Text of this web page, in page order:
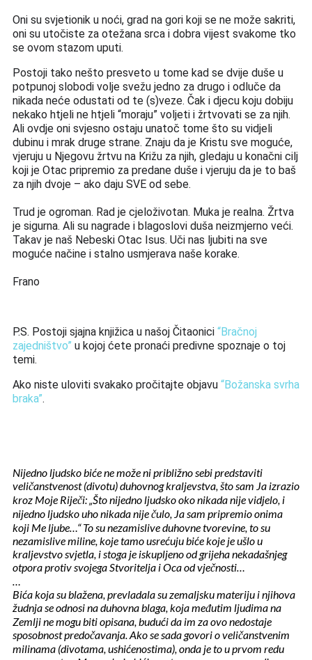
Oni su svjetionik u noći, grad na gori koji se ne može sakriti,
oni su utočiste za otežana srca i dobra vijest svakome tko
se ovom stazom uputi.
Postoji tako nešto presveto u tome kad se dvije duše u
potpunoj slobodi volje svežu jedno za drugo i odluče da
nikada neće odustati od te (s)veze. Čak i djecu koju dobiju
nekako htjeli ne htjeli “moraju” voljeti i žrtvovati se za njih.
Ali ovdje oni svjesno ostaju unatoč tome što su vidjeli
dubinu i mrak druge strane. Znaju da je Kristu sve moguće,
vjeruju u Njegovu žrtvu na Križu za njih, gledaju u konačni cilj
koji je Otac pripremio za predane duše i vjeruju da je to baš
za njih dvoje – ako daju SVE od sebe.
Trud je ogroman. Rad je cjeloživotan. Muka je realna. Žrtva
je sigurna. Ali su nagrade i blagoslovi duša neizmjerno veći.
Takav je naš Nebeski Otac Isus. Uči nas ljubiti na sve
moguće načine i stalno usmjerava naše korake.
Frano
P.S. Postoji sjajna knjižica u našoj Čitaonici “Bračnoj
zajedništvo” u kojoj ćete pronaći predivne spoznaje o toj
temi.
Ako niste uloviti svakako pročitajte objavu “Božanska svrha
braka”.
Nijedno ljudsko biće ne može ni približno sebi predstaviti
veličanstvenost (divotu) duhovnog kraljevstva, što sam Ja izrazio
kroz Moje Riječi: „Što nijedno ljudsko oko nikada nije vidjelo, i
nijedno ljudsko uho nikada nije čulo, Ja sam pripremio onima
koji Me ljube…“ To su nezamislive duhovne tvorevine, to su
nezamislive miline, koje tamo usrećuju biće koje je ušlo u
kraljevstvo svjetla, i stoga je iskupljeno od grijeha nekadašnjeg
otpora protiv svojega Stvoritelja i Oca od vječnosti…
…
Bića koja su blažena, prevladala su zemaljsku materiju i njihova
žudnja se odnosi na duhovna blaga, koja međutim ljudima na
Zemlji ne mogu biti opisana, budući da im za ovo nedostaje
sposobnost predočavanja. Ako se sada govori o veličanstvenim
milinama (divotama, ushićenostima), onda je to u prvom redu